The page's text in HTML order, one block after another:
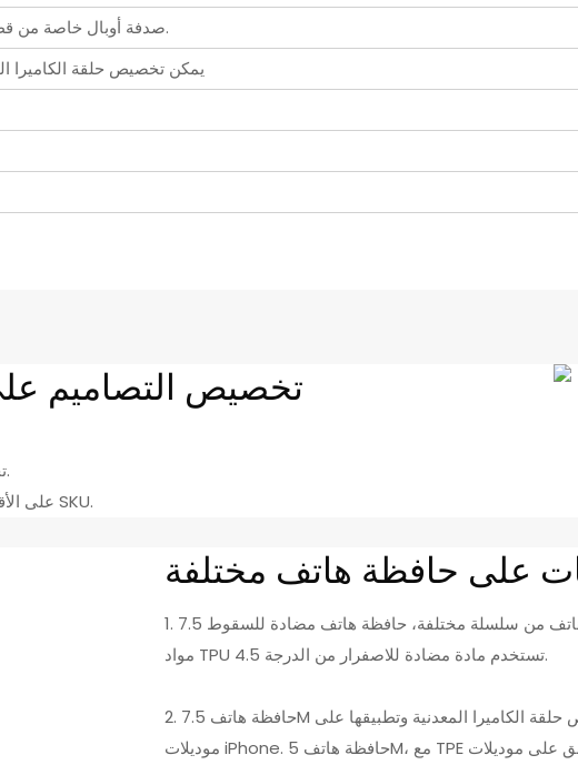
● صدفة أوبال خاصة من قطع اللؤلؤ، فريدة من نوعها في كارلو.
● يمكن تخصيص حلقة الكاميرا
تخصيص التصاميم
2. تخصيص الأنماط أو الألوان على أم اللؤلؤ.
3. موك: 10 قطعة/SKU، على الأقل 50 قطعة مزيج SKU.
1. لقد قمنا بتطوير 4 حافظات هاتف من سلسلة مختلفة، حافظة هاتف مضادة للسقوط 7.5M/5M/3M/1.5M. جميع
مواد TPU تستخدم مادة مضادة للاصفرار من الدرجة 4.5.
2. حافظة هاتف 7.5M لها لون أسود وشفاف للاختيار من بينها. يمكن تخصيص حلقة الكاميرا المعدنية وتطبيقها على
موديلات iPhone. حافظة هاتف 5M، مع TPE أبيض مضاد للصدمات في الجانب، تنطبق على موديلات iPhone.